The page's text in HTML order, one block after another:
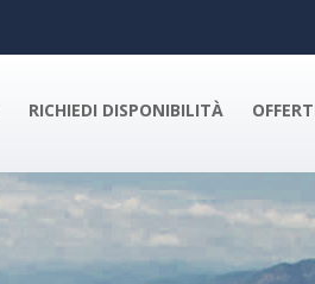
RICHIEDI DISPONIBILITÀ